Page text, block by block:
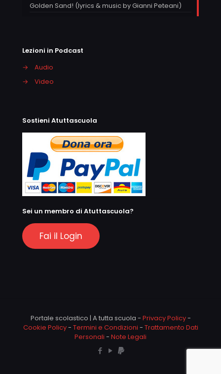
Golden Sand! (lyrics & music by Gianni Peteani)
Lezioni in Podcast
→
Audio
→
Video
Sostieni Atuttascuola
Sei un membro di Atuttascuola?
Fai il Login
Portale scolastico | A tutta scuola - Privacy Policy-
Cookie Policy- Termini e Condizioni - Trattamento Dati
Personali - Note Legali